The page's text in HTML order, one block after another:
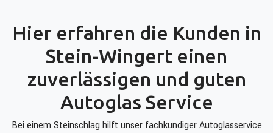
Hier erfahren die Kunden in
Stein-Wingert einen
zuverlässigen und guten
Autoglas Service
Bei einem Steinschlag hilft unser fachkundiger Autoglasservice